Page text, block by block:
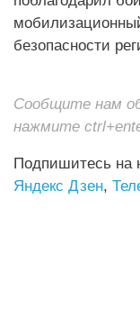
безопасности
Сообщите нам
нажмите
Подпишитесь на
Яндекс Дзен,